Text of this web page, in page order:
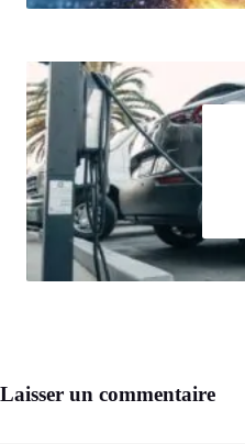
Laisser un commentaire